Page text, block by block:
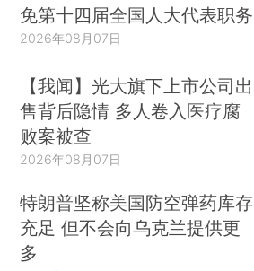
免第十四届全国人大代表职务
2026年08月07日
【我闻】光大旗下上市公司出
售背后隐情 多人卷入医疗腐
败案被查
2026年08月07日
特朗普坚称美国防空弹药库存
充足 但不会向乌克兰提供更
多